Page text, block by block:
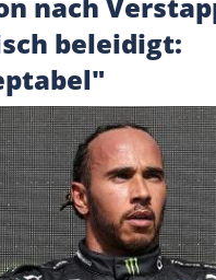
beleidigt: